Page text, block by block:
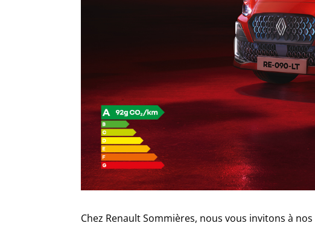
Chez Renault Sommières, nous vous invitons à nos